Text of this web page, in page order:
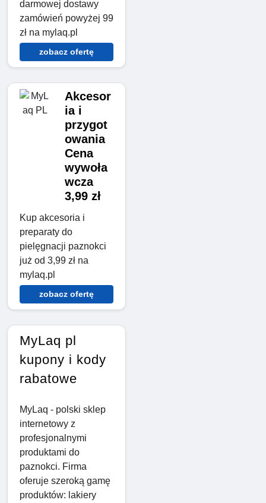
darmowej dostawy
zamówień powyżej 99
zł na mylaq.pl
zobacz ofertę
Akcesor
ia i
przygot
owania
Cena
wywoła
wcza
3,99 zł
Kup akcesoria i
preparaty do
pielęgnacji paznokci
już od 3,99 zł na
mylaq.pl
zobacz ofertę
MyLaq pl
kupony i kody
rabatowe
MyLaq - polski sklep
internetowy z
profesjonalnymi
produktami do
paznokci. Firma
oferuje szeroką gamę
produktów: lakiery